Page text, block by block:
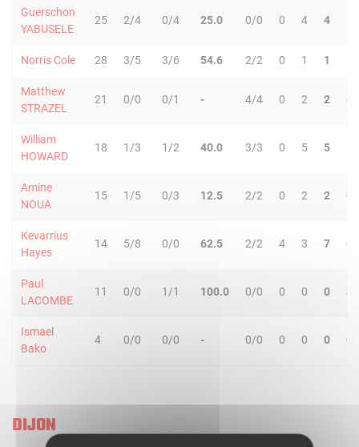
Guerschon
YABUSELE
25 2/4 0/4 25.0 0/0 0 4 4
Norris Cole 28 3/5 3/6 54.6 2/2 0 1 1
Matthew
STRAZEL
21 0/0 0/1 - 4/4 0 2 2 4
William
HOWARD
18 1/3 1/2 40.0 3/3 0 5 5
Amine
NOUA
15 1/5 0/3 12.5 2/2 0 2 2 0
Kevarrius
Hayes
14 5/8 0/0 62.5 2/2 4 3 7 0
Paul
LACOMBE
11 0/0 1/1 100.0 0/0 0 0 0 3
Ismael
Bako
4 0/0 0/0 - 0/0 0 0 0 0
DIJON